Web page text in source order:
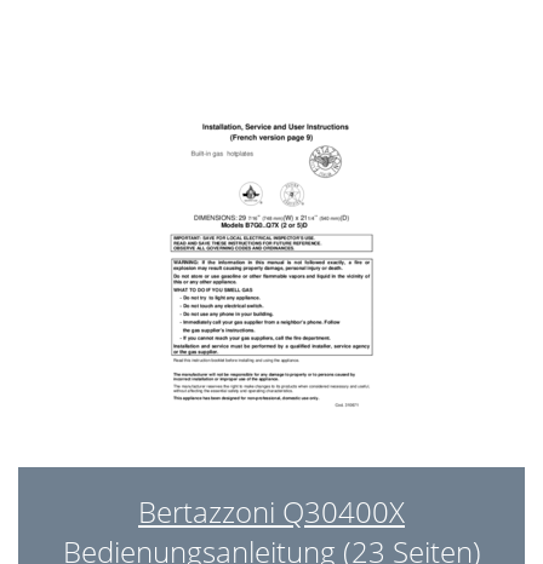
Bertazzoni Q30400X
Bedienungsanleitung (23 Seiten)